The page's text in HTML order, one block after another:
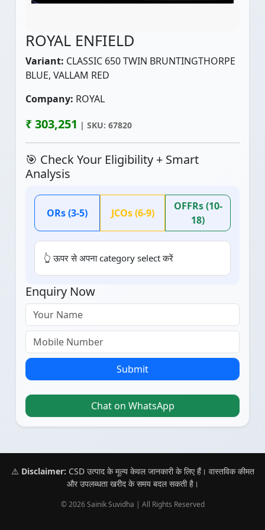
ROYAL ENFIELD
Variant: CLASSIC 650 TWIN BRUNTINGTHORPE
BLUE, VALLAM RED
Company: ROYAL
₹ 303,251 | SKU: 67820
🎯 Check Your Eligibility + Smart
Analysis
ORs (3-5) JCOs (6-9)
OFFRs (10-
18)
👆 ऊपर से अपना category select करें
Enquiry Now
Submit
Chat on WhatsApp
⚠️ Disclaimer: CSD उत्पाद के मूल्य केवल जानकारी के लिए हैं। वास्तविक कीमत
और उपलब्धता खरीद के समय बदल सकती है।
© 2026 Sainik Suvidha | All Rights Reserved